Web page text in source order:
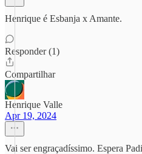
Henrique é Esbanja x Amante.
Responder (1)
Compartilhar
Henrique Valle
Apr 19, 2024
Vai ser engraçadíssimo. Espera